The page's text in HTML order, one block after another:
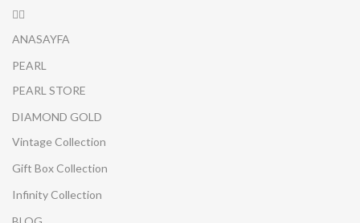
ANASAYFA
PEARL
PEARL STORE
DIAMOND GOLD
Vintage Collection
Gift Box Collection
Infinity Collection